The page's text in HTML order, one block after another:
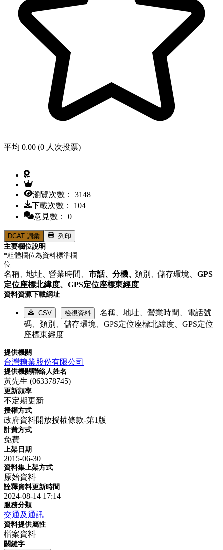
平均 0.00 (0 人次投票)
瀏覽次數： 3148
下載次數： 104
意見數： 0
DCAT 詞彙
列印
主要欄位說明
*粗體欄位為資料標準欄
位
名稱、地址、營業時間、 市話、 分機、類別、儲存環境、 GPS
定位座標北緯度、 GPS定位座標東經度
資料資源下載網址
CSV 檢視資料
名稱、地址、營業時間、電話號
碼、類別、儲存環境、GPS定位座標北緯度、GPS定位
座標東經度
提供機關
台灣糖業股份有限公司
提供機關聯絡人姓名
黃先生 (063378745)
更新頻率
不定期更新
授權方式
政府資料開放授權條款-第1版
計費方式
免費
上架日期
2015-06-30
資料集上架方式
原始資料
詮釋資料更新時間
2024-08-14 17:14
服務分類
交通及通訊
資料提供屬性
檔案資料
關鍵字